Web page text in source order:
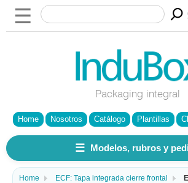
☰
Packaging integral
Home Nosotros Catálogo Plantillas
☰ Modelos, rubros y
Home ECF: Tapa integrada cierre frontal